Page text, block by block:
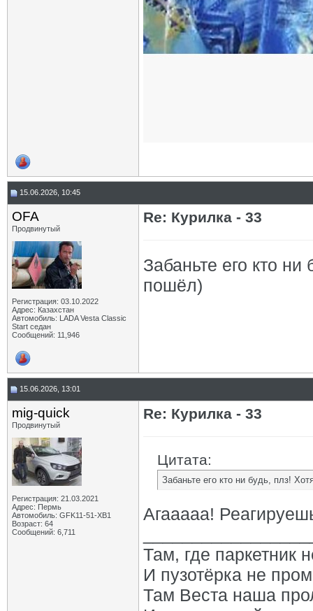
15.06.2026, 10:45
OFA
Продвинутый
Регистрация: 03.10.2022
Адрес: Казахстан
Автомобиль: LADA Vesta Classic
Start седан
Сообщений: 11,946
Re: Курилка - 33
Забаньте его кто
пошёл)
15.06.2026, 13:01
mig-quick
Продвинутый
Регистрация: 21.03.2021
Адрес: Пермь
Автомобиль: GFK11-51-ХВ1
Возраст: 64
Сообщений: 6,711
Re: Курилка - 33
Цитата:
Забаньте его кто ни будь, плз!
Агааааа!
Там, где паркетник
И пузотёрка не
Там Веста наша